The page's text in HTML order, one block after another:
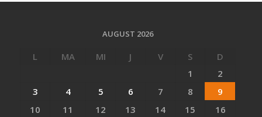
AUGUST 2026
L MA MI J V S
D
1
2
3
4 5 6 7 8
9
10
11 12 13 14 15
16